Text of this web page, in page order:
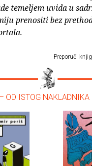
temeljem uvida u
prenositi bez
Preporuči
– OD ISTOG NAKLADNIKA